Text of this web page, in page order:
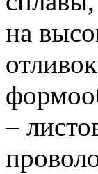
на
–